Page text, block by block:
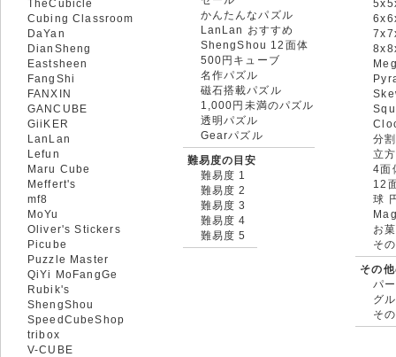
TheCubicle
Cubing Classroom
DaYan
DianSheng
Eastsheen
FangShi
FANXIN
GANCUBE
GiiKER
LanLan
Lefun
Maru Cube
Meffert's
mf8
MoYu
Oliver's Stickers
Picube
Puzzle Master
QiYi MoFangGe
Rubik's
ShengShou
SpeedCubeShop
tribox
V-CUBE
かんたんなパズル
LanLan おすすめ
ShengShou 12面体
500円キューブ
名作パズル
磁石搭載パズル
1,000円未満のパズル
透明パズル
Gearパズル
難易度の目安
難易度 1
難易度 2
難易度 3
難易度 4
難易度 5
分
立
4面
12
球
お
そ
その
パ
グ
そ